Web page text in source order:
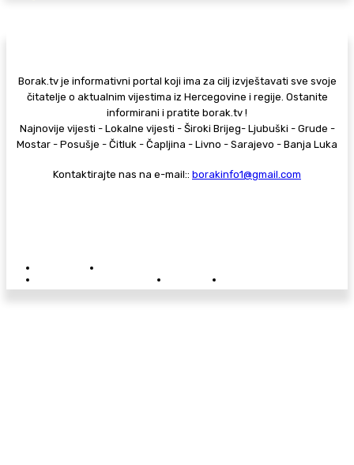
Borak.tv je informativni portal koji ima za cilj izvještavati sve svoje
čitatelje o aktualnim vijestima iz Hercegovine i regije. Ostanite
informirani i pratite borak.tv !
Najnovije vijesti - Lokalne vijesti - Široki Brijeg- Ljubuški - Grude -
Mostar - Posušje - Čitluk - Čapljina - Livno - Sarajevo - Banja Luka
Kontaktirajte nas na e-mail:: borakinfo1@gmail.com